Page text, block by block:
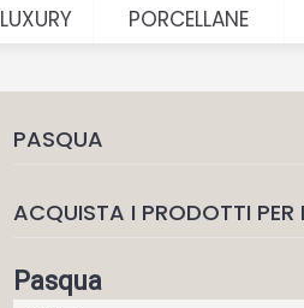
LUXURY PORCELLANE
PASQUA
ACQUISTA I PRODOTTI
Pasqua